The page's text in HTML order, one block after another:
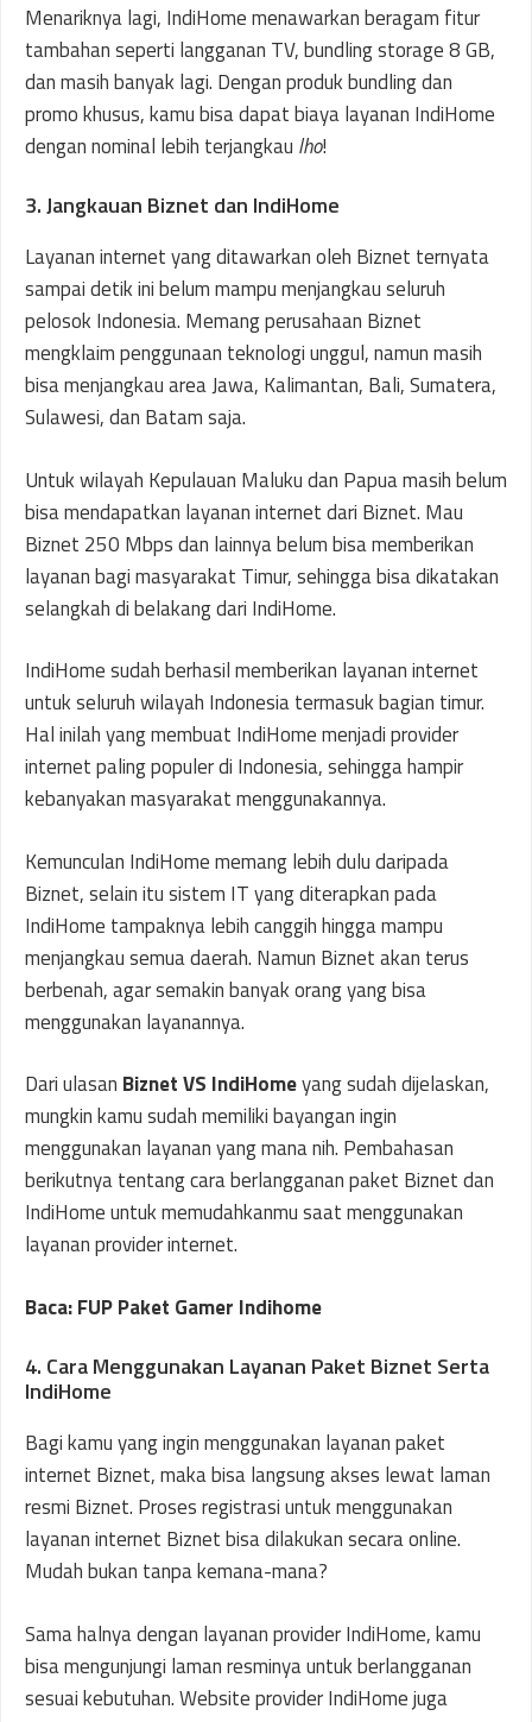
Menariknya lagi, IndiHome menawarkan beragam fitur
tambahan seperti langganan TV, bundling storage 8 GB,
dan masih banyak lagi. Dengan produk bundling dan
promo khusus, kamu bisa dapat biaya layanan IndiHome
dengan nominal lebih terjangkau lho!
3. Jangkauan Biznet dan IndiHome
Layanan internet yang ditawarkan oleh Biznet ternyata
sampai detik ini belum mampu menjangkau seluruh
pelosok Indonesia. Memang perusahaan Biznet
mengklaim penggunaan teknologi unggul, namun masih
bisa menjangkau area Jawa, Kalimantan, Bali, Sumatera,
Sulawesi, dan Batam saja.
Untuk wilayah Kepulauan Maluku dan Papua masih belum
bisa mendapatkan layanan internet dari Biznet. Mau
Biznet 250 Mbps dan lainnya belum bisa memberikan
layanan bagi masyarakat Timur, sehingga bisa dikatakan
selangkah di belakang dari IndiHome.
IndiHome sudah berhasil memberikan layanan internet
untuk seluruh wilayah Indonesia termasuk bagian timur.
Hal inilah yang membuat IndiHome menjadi provider
internet paling populer di Indonesia, sehingga hampir
kebanyakan masyarakat menggunakannya.
Kemunculan IndiHome memang lebih dulu daripada
Biznet, selain itu sistem IT yang diterapkan pada
IndiHome tampaknya lebih canggih hingga mampu
menjangkau semua daerah. Namun Biznet akan terus
berbenah, agar semakin banyak orang yang bisa
menggunakan layanannya.
Dari ulasan Biznet VS IndiHomeyang sudah dijelaskan,
mungkin kamu sudah memiliki bayangan ingin
menggunakan layanan yang mana nih. Pembahasan
berikutnya tentang cara berlangganan paket Biznet dan
IndiHome untuk memudahkanmu saat menggunakan
layanan provider internet.
Baca: FUP Paket Gamer Indihome
4. Cara Menggunakan Layanan Paket Biznet Serta
IndiHome
Bagi kamu yang ingin menggunakan layanan paket
internet Biznet, maka bisa langsung akses lewat laman
resmi Biznet. Proses registrasi untuk menggunakan
layanan internet Biznet bisa dilakukan secara online.
Mudah bukan tanpa kemana-mana?
Sama halnya dengan layanan provider IndiHome, kamu
bisa mengunjungi laman resminya untuk berlangganan
sesuai kebutuhan. Website provider IndiHome juga